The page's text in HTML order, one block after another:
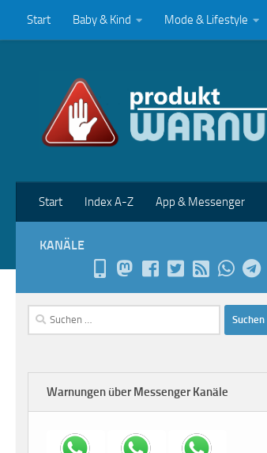
Zum Inhalt springen
Start Baby & Kind Mode & Lifestyle
Start Index A-Z App & Messenger
KANÄLE
Suchen
nach:
Warnungen über Messenger Kanäle